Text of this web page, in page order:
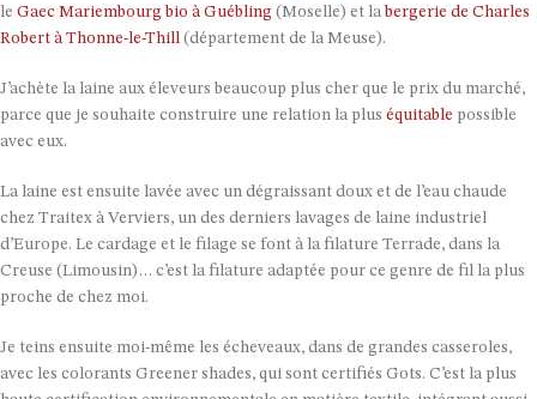
le Gaec Mariembourg bio à Guébling (Moselle) et la bergerie de Charles
Robert à Thonne-le-Thill (département de la Meuse).
J’achète la laine aux éleveurs beaucoup plus cher que le prix du marché,
parce que je souhaite construire une relation la plus équitable possible
avec eux.
La laine est ensuite lavée avec un dégraissant doux et de l’eau chaude
chez Traitex à Verviers, un des derniers lavages de laine industriel
d’Europe. Le cardage et le filage se font à la filature Terrade, dans la
Creuse (Limousin)… c’est la filature adaptée pour ce genre de fil la plus
proche de chez moi.
Je teins ensuite moi-même les écheveaux, dans de grandes casseroles,
avec les colorants Greener shades, qui sont certifiés Gots. C’est la plus